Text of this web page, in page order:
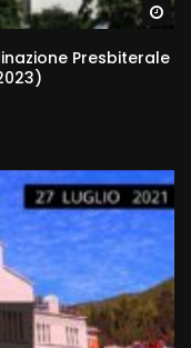
Presbiterale